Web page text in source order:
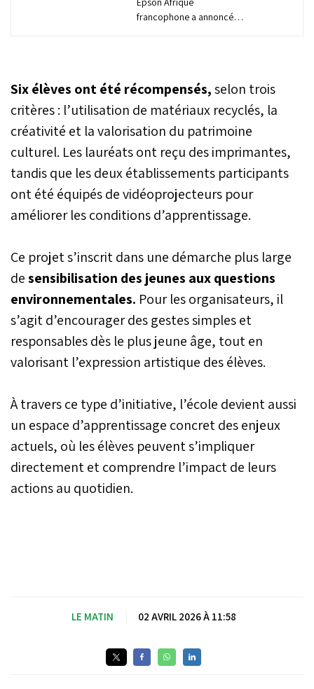
francophone a annoncé
partenariat avec
l’association Yallah
vise à contribuer aux
opérations d’aide
déployées sur le terrain au
profit des familles
sinistrées dans les zones
les plus affectées par les
fortes pluies. Elle intervient
par des dégâts matériels
importants et des besoins
sociaux urgents liés aux
déplacements de
plusieurs ménages. Filiale
régionale du groupe
japonais Epson,
l’entreprise s’inscrit ainsi
dans les actions de
acteurs privés aux côtés
du tissu associatif.
Six élèves ont été récompensés,selon trois
critères : l’utilisation de matériaux recyclés, la
créativité et la valorisation du patrimoine
culturel. Les lauréats ont reçu des imprimantes,
tandis que les deux établissements participants
ont été équipés de vidéoprojecteurs pour
améliorer les conditions d’apprentissage.
Ce projet s’inscrit dans une démarche plus large
desensibilisation des jeunes aux questions
environnementales. Pour les organisateurs, il
s’agit d’encourager des gestes simples et
responsables dès le plus jeune âge, tout en
valorisant l’expression artistique des élèves.
À travers ce type d’initiative, l’école devient aussi
un espace d’apprentissage concret des enjeux
actuels, où les élèves peuvent s’impliquer
directement et comprendre l’impact de leurs
actions au quotidien.
LE MATIN 02 AVRIL 2026 À 11:58